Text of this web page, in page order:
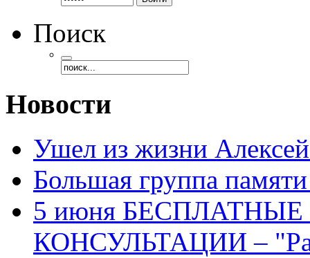
Поиск
Новости
Ушел из жизни
Большая группа
5 июня
КОНСУЛЬТАЦИИ –